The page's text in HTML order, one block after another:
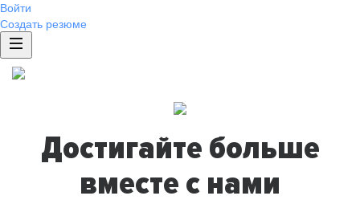
Войти
Создать резюме
Достигайте больше
вместе с нами